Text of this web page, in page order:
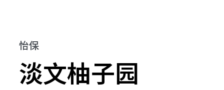
怡保
淡文柚子园